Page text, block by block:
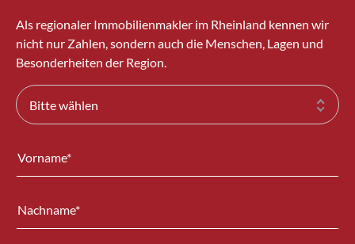
Als regionaler Immobilienmakler im Rheinland kennen wir
nicht nur Zahlen, sondern auch die Menschen, Lagen und
Besonderheiten der Region.
Bitte wählen